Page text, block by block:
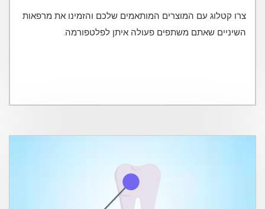
צרו קטלוג עם המוצרים המותאמים שלכם והזמינו את מרפאות
השיניים שאתם משתפים פעולה איתן לפלטפורמה.